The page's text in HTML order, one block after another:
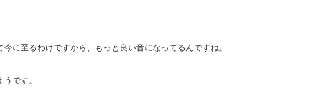
に至るわけですから、もっと良い音になってるんですね。
です。